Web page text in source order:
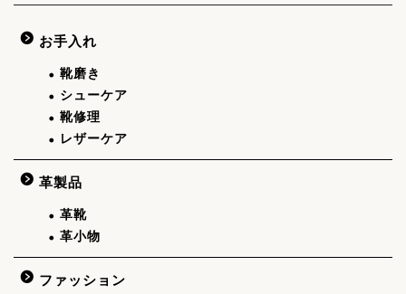
お手入れ
靴磨き
シューケア
靴修理
レザーケア
革製品
革靴
革小物
ファッション